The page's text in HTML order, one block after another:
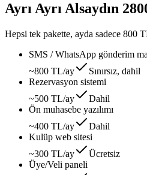
Ayrı Ayrı Alsaydın
Hepsi tek pakette, ayda sadece 800
SMS / WhatsApp gönderim
~800 TL/ay
Sınırsız, dahil
Rezervasyon sistemi
~500 TL/ay
Dahil
Ön muhasebe yazılımı
~400 TL/ay
Dahil
Kulüp web sitesi
~300 TL/ay
Ücretsiz
Üye/Veli paneli